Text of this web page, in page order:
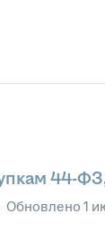
44-
Обновлено 1